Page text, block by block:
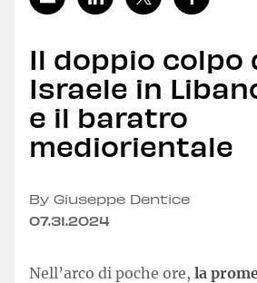
Il doppio colpo
Israele in
e il baratro
mediorientale
By Giuseppe Dentice
07.31.2024
Nell’arco di poche ore, la